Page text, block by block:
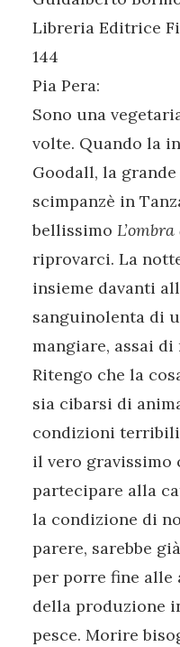
Libreria Editrice
144
Pia Pera:
Sono una
volte. Quando la
Goodall, la
scimpanzè in
bellissimo
riprovarci. La
insieme davanti
sanguinolenta di
mangiare, assai di
Ritengo che la
sia cibarsi di
condizioni
il vero gravissimo
partecipare alla
la condizione di
parere, sarebbe
per porre fine
della produzione
pesce. Morire